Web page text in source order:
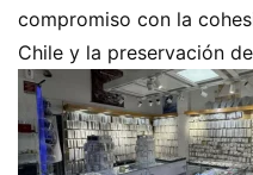
compromiso con la
Chile y la preservación